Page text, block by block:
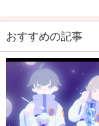
おすすめの記事